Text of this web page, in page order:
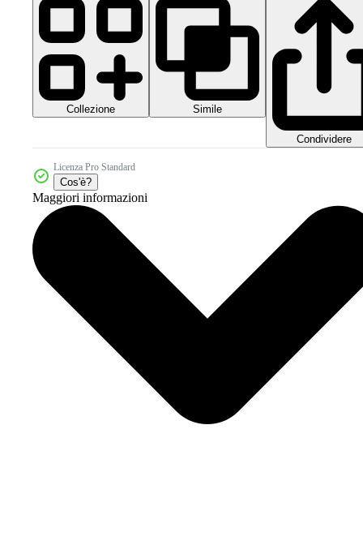
Collezione Simile
Condividere
Licenza Pro Standard
Cos'è?
Maggiori informazioni